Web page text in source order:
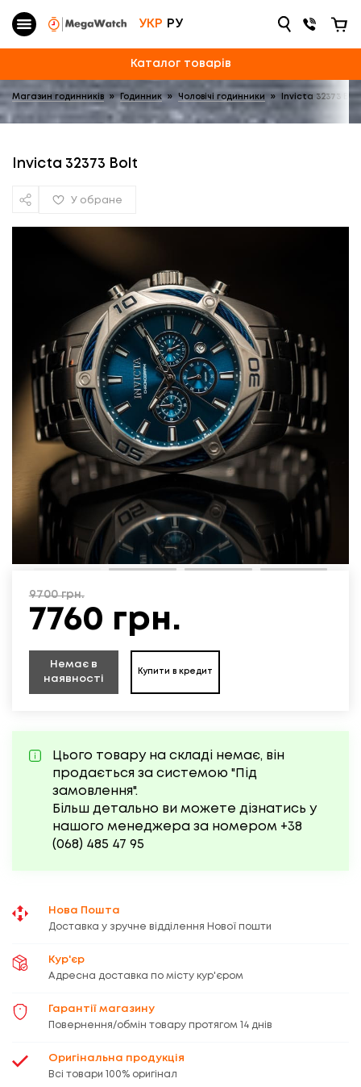
УКР РУ
Каталог товарів
Магазин годинників » Годинник » Чоловічі годинники » Invicta 32373 Bolt
Invicta 32373 Bolt
У обране
9700грн.
7760 грн.
Немає в
наявності
Купити в кредит
Цього товару на складі немає, він
продається за системою "Під
замовлення".
Більш детально ви можете дізнатись у
нашого менеджера за номером +38
(068) 485 47 95
Нова Пошта
Доставка у зручне відділення Нової пошти
Кур'єр
Адресна доставка по місту кур'єром
Гарантії магазину
Повернення/обмін товару протягом 14 днів
Оригінальна продукція
Всі товари 100% оригінал